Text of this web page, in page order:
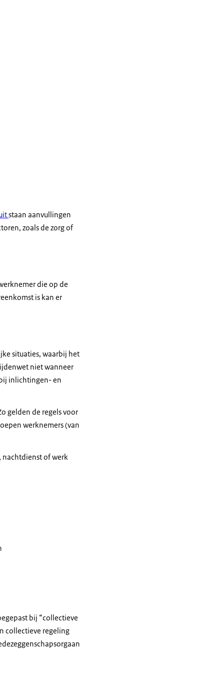
staan aanvullingen
zoals de zorg of
die op de
is kan er
situaties, waarbij het
niet wanneer
inlichtingen- en
gelden de regels voor
werknemers (van
nachtdienst of werk
bij “collectieve
collectieve regeling